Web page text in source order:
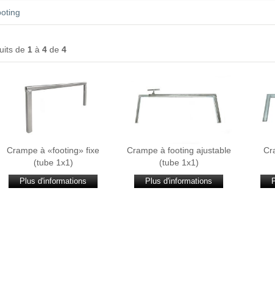
de 1 à 4 de 4
Crampe à «footing» fixe
(tube 1x1)
Plus d'informations
Crampe à footing ajustable
(tube 1x1)
Plus d'informations